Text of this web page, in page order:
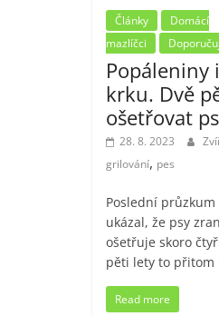
Články
Domácí
mazlíčci
Popáleniny
krku. Dvě
ošetřovat
28. 8. 2023
grilování, pes
Poslední průzkum
ukázal, že psy
ošetřuje skoro
pěti lety to přitom
Read more